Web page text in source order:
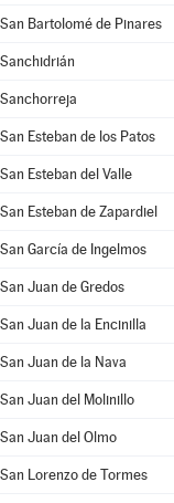
San Bartolomé de Pinares
Sanchidrián
Sanchorreja
San Esteban de los Patos
San Esteban del Valle
San Esteban de Zapardiel
San García de Ingelmos
San Juan de Gredos
San Juan de la Encinilla
San Juan de la Nava
San Juan del Molinillo
San Juan del Olmo
San Lorenzo de Tormes